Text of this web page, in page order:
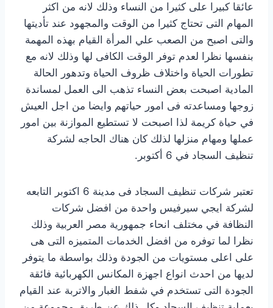
عائقا كبيرا على كثيرا من النساء وذلك لانه من اكثر
المهام التى تحتاج كثيرا من الوقت والمجهود عند تأديتها
والتى اصبح من الصعب علي المرأة القيام بهذه المهمة
بنفسها نظرا لعدم توفر الوقت الكافى لها وذلك لانه مع
تطورات الحياة واختلاف ظروف الحياة وتدهور الحالة
المادية اصبحت بعض النساء تذهب الى العمل لمساندة
زوجها ومساعدته فى امور حياتهم وايضا من اجل العيش
في حياة كريمة لذا اصبحت لا تستطيع الموازنة بين امور
عملها ومهام منزلها لذلك كان هناك الحاجه لشركة
تنظيف السجاد في 6 أكتوبر.
تعتبر شركات تنظيف السجاد فى مدينة 6 اكتوبر التابعه
لشركة ايجي سيرفيس واحدة من افضل شركات
النظافة في مختلف انحاء جمهورية مصر العربية وذلك
نظرا لما توفره من افضل الخدمات المتميزه التى هى
على اعلى مستويات من الجودة وذلك بواسطة ما يتوفر
لديها من احدث انواع اجهزة المكانس الكهربائية فائقة
الجودة التى تستخدم في شفط الغبار والاتربة عند القيام